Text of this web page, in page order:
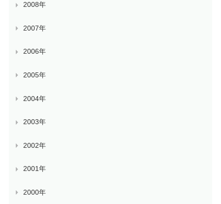
2008年
2007年
2006年
2005年
2004年
2003年
2002年
2001年
2000年